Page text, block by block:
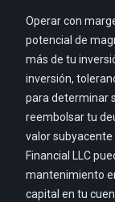
Operar con
potencial de
más de tu
inversión,
para determinar
reembolsar tu
valor
Financial LLC
mantenimiento
capital en tu